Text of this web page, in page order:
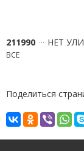
211990 НЕТ
ВСЕ
Поделиться